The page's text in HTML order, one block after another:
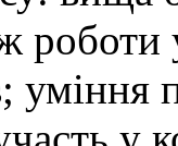
роботи
уміння